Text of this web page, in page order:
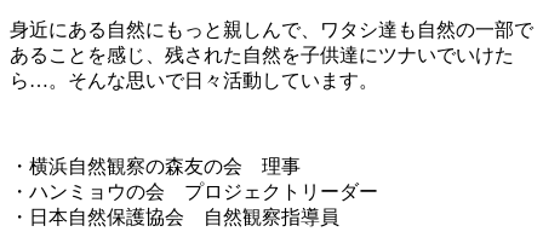
身近にある自然にもっと親しんで、ワタシ達も自然の一部で
あることを感じ、残された自然を子供達にツナいでいけた
ら…。そんな思いで日々活動しています。
・横浜自然観察の森友の会 理事
・ハンミョウの会 プロジェクトリーダー
・日本自然保護協会 自然観察指導員